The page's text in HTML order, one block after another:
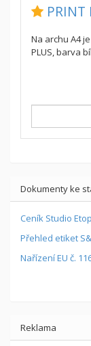
PRINT
Na archu A4
PLUS, barva
Dokumenty ke
Ceník Studio
Přehled etiket
Nařízení EU č.
Reklama